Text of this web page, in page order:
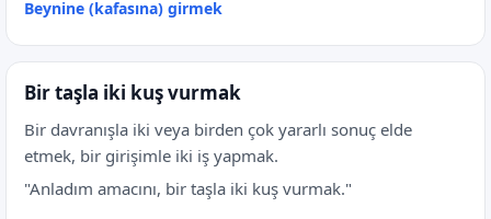
Beynine (kafasına) girmek
Bir taşla iki kuş vurmak
Bir davranışla iki veya birden çok yararlı sonuç elde
etmek, bir girişimle iki iş yapmak.
"Anladım amacını, bir taşla iki kuş vurmak."